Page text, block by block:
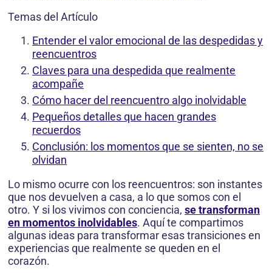
Temas del Artículo
Entender el valor emocional de las despedidas y
reencuentros
Claves para una despedida que realmente
acompañe
Cómo hacer del reencuentro algo inolvidable
Pequeños detalles que hacen grandes
recuerdos
Conclusión: los momentos que se sienten, no se
olvidan
Lo mismo ocurre con los reencuentros: son instantes
que nos devuelven a casa, a lo que somos con el
otro. Y si los vivimos con conciencia, se transforman
en momentos inolvidables. Aquí te compartimos
algunas ideas para transformar esas transiciones en
experiencias que realmente se queden en el
corazón.